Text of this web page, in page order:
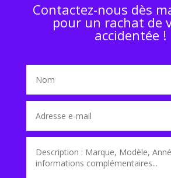
Contactez-nous dès
pour un rachat de
accidentée !